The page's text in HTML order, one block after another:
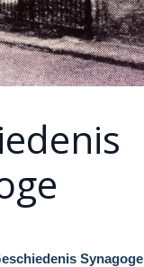
Synagoge